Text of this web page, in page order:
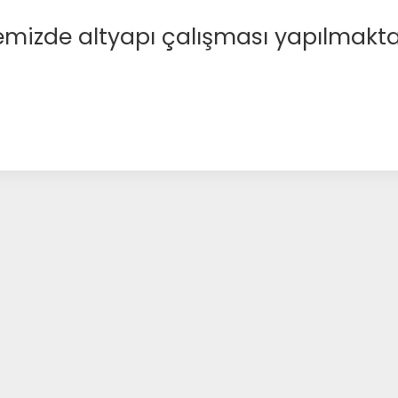
altyapı çalışması